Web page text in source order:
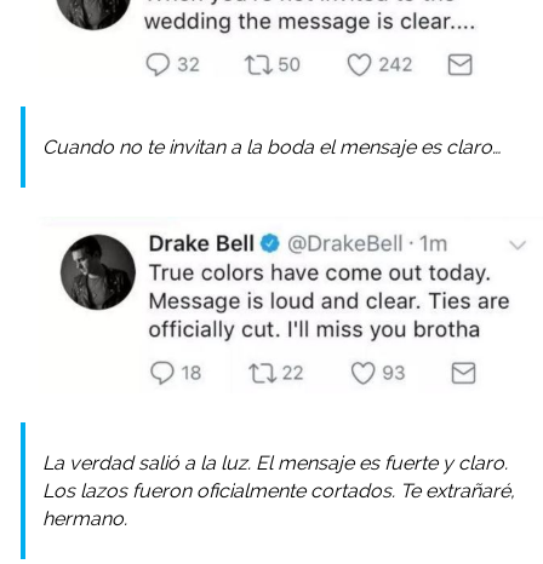
Cuando no te invitan a la boda el mensaje es claro…
La verdad salió a la luz. El mensaje es fuerte y claro.
Los lazos fueron oficialmente cortados. Te extrañaré,
hermano.